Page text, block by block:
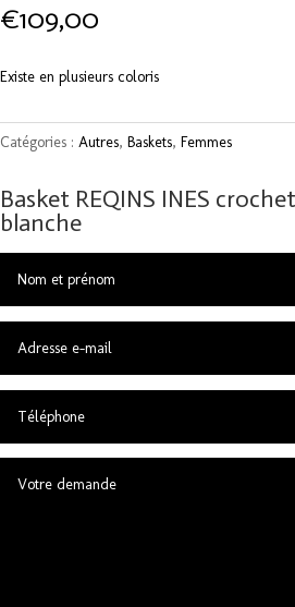
€109,00
Existe en plusieurs coloris
Catégories : Autres, Baskets, Femmes
Basket REQINS INES
blanche